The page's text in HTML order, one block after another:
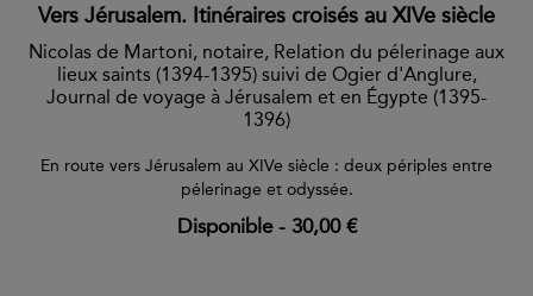
Vers Jérusalem. Itinéraires croisés au XIVe siècle
Nicolas de Martoni, notaire, Relation du pélerinage aux
lieux saints (1394-1395) suivi de Ogier d'Anglure,
Journal de voyage à Jérusalem et en Égypte (1395-
1396)
En route vers Jérusalem au XIVe siècle : deux périples entre
pélerinage et odyssée.
Disponible- 30,00 €